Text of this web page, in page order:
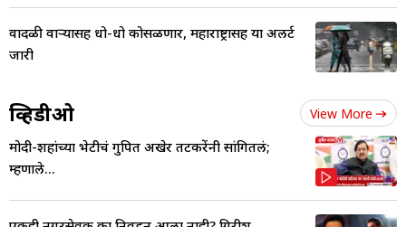
वादळी वाऱ्यासह धो-धो कोसळणार, महाराष्ट्रासह या अलर्ट
जारी
व्हिडीओ View More
मोदी-शहांच्या भेटीचं गुपित अखेर तटकरेंनी सांगितलं;
म्हणाले...